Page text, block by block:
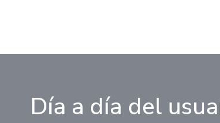
Día a día del